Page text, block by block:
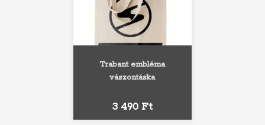
Trabant embléma
vászontáska
Ár
3 490 Ft